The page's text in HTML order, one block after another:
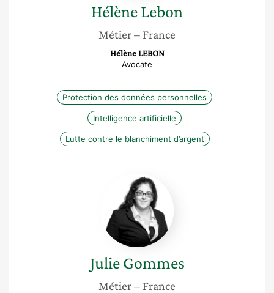
HélèneLebon
Métier– France
Hélène LEBON
Avocate
Protection des données personnelles
Intelligence artificielle
Lutte contre le blanchiment d’argent
Julie
Gommes
Julie Gommes
Métier– France